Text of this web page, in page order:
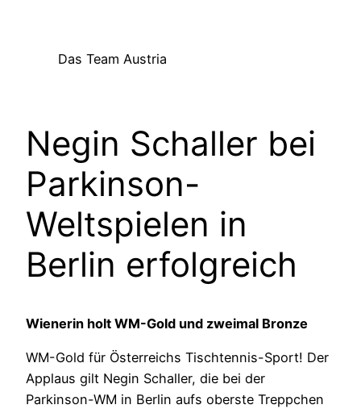
Das Team Austria
Negin Schaller bei
Parkinson-
Weltspielen in
Berlin erfolgreich
Wienerin holt WM-Gold und zweimal Bronze
WM-Gold für Österreichs Tischtennis-Sport! Der
Applaus gilt Negin Schaller, die bei der
Parkinson-WM in Berlin aufs oberste Treppchen